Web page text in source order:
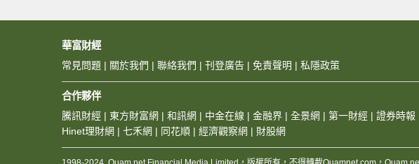
華富財經Facebook:
https://www.facebook.com/quamnethk
https://www.quamnet.com
恒指上日一度挫逾500點，收市跌幅收
牛熊」數據，恒指好倉錄得約4,900萬
重貨區，合計有逾一千張相對期指作
26,300點水平，合計有約1,300張相對
牛熊證街貨分布圖：
即市資金流方面，早段好淡倉均見有
華富財經
常見問題 | 關於我們 | 聯絡我們 | 刊登廣告 | 免責聲明 | 私隱政策
合作夥伴
騰訊財經 | 東方財富網 | 和訊網 | 中金在線 | 金融界 | 全景網 | 第一財經 | 證券時報
Hinet理財網 | 七禾網 | 同花順 | 經濟觀察網 | 財股網